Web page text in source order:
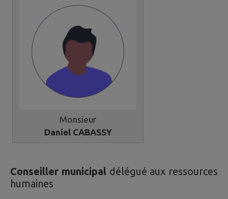
Monsieur
Daniel CABASSY
Conseiller municipaldélégué aux ressources
humaines